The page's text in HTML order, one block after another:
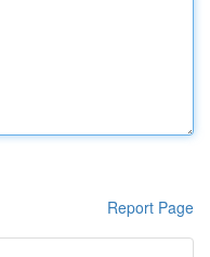
Report Page